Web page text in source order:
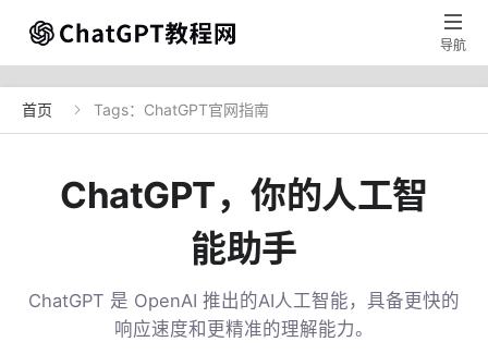

导航
首页  Tags：ChatGPT官网指南
ChatGPT，你的人工智
能助手
ChatGPT 是 OpenAI 推出的AI人工智能，具备更快的
响应速度和更精准的理解能力。